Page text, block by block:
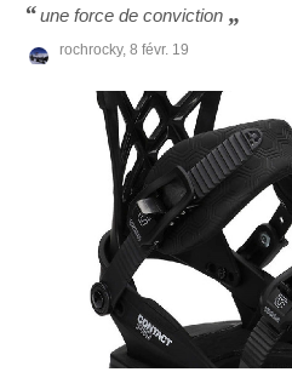
une force de conviction
rochrocky, 8 févr. 19